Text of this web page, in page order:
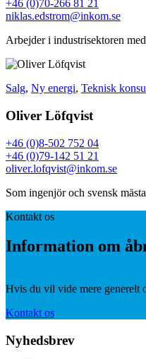
+46 (0)70-266 81 21
niklas.edstrom@inkom.se
Arbejder i industrisektoren
Salg, Ny energi, Teknisk
Oliver Löfqvist
+46 (0)8-502 752 04
+46 (0)79-142 51 21
oliver.lofqvist@inkom.se
Som ingenjör och svensk
Kontakt os
Information om
Hvis du vil vide mere generelt
Kontakt os
Nyhedsbrev